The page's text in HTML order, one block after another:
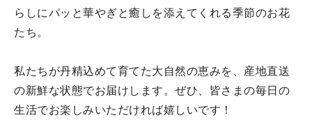
らしにパッと華やぎと癒しを添えてくれる季節のお花
たち。
私たちが丹精込めて育てた大自然の恵みを、産地直送
の新鮮な状態でお届けします。ぜひ、皆さまの毎日の
生活でお楽しみいただければ嬉しいです！